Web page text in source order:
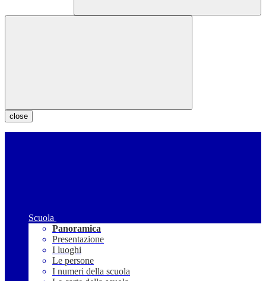
close
Scuola
Panoramica
Presentazione
I luoghi
Le persone
I numeri della scuola